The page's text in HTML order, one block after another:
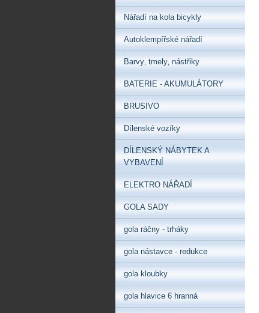
Nářadí na kola bicykly
Autoklempířské nářadí
Barvy‚ tmely‚ nástřiky
BATERIE - AKUMULÁTORY
BRUSIVO
Dílenské vozíky
DÍLENSKÝ NÁBYTEK A
VYBAVENÍ
ELEKTRO NÁŘADÍ
GOLA SADY
gola ráčny - trháky
gola nástavce - redukce
gola kloubky
gola hlavice 6 hranná